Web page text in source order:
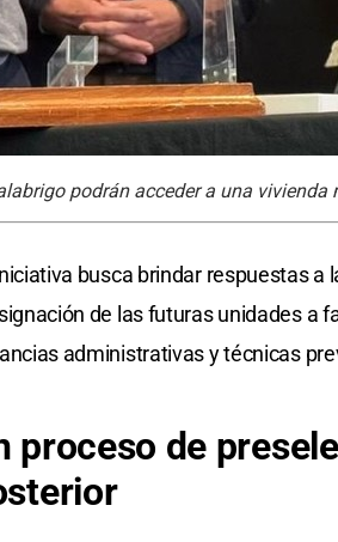
podrán acceder a una vivienda
busca brindar respuestas
de las futuras unidades a
administrativas y técnicas
proceso de